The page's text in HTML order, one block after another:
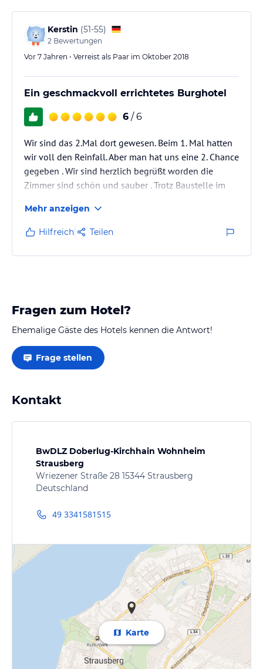
Kerstin (51-55)
2 Bewertungen
Vor 7 Jahren • Verreist als Paar im Oktober 2018
Ein geschmackvoll errichtetes Burghotel
6 / 6
Wir sind das 2.Mal dort gewesen. Beim 1. Mal hatten
wir voll den Reinfall. Aber man hat uns eine 2. Chance
gegeben . Wir sind herzlich begrüßt worden die
Zimmer sind schön und sauber . Trotz Baustelle im
liebevoll zubereitet. Wir hatten auch das Bad der
Sinne als Paar sehr zu empfehlen.
Mehr anzeigen
Hilfreich Teilen
Fragen zum Hotel?
Ehemalige Gäste des Hotels kennen die Antwort!
Frage stellen
Kontakt
BwDLZ Doberlug-Kirchhain Wohnheim
Strausberg
Wriezener Straße 28 15344 Strausberg
Deutschland
49 3341581515
Karte